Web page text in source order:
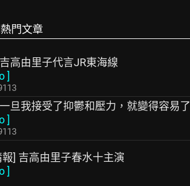
門文章
高由里子代言JR東海線
]
旦我接受了抑鬱和壓力，就變得容易了
]
報] 吉高由里子春水十主演
]